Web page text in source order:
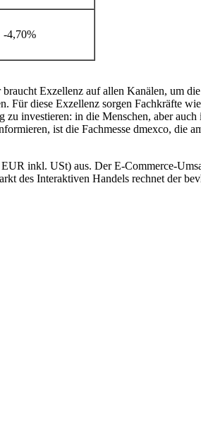
-4,70%
Exzellenz auf allen Kanälen, um
Für diese Exzellenz sorgen Fachkräfte
investieren: in die Menschen, aber auch
ist die Fachmesse dmexco, die
inkl. USt) aus. Der E-Commerce-
des Interaktiven Handels rechnet der